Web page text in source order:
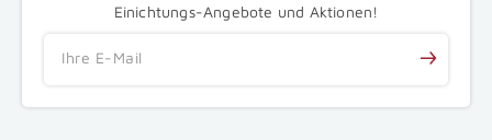
Einichtungs-Angebote und Aktionen!
Ihre E-Mail